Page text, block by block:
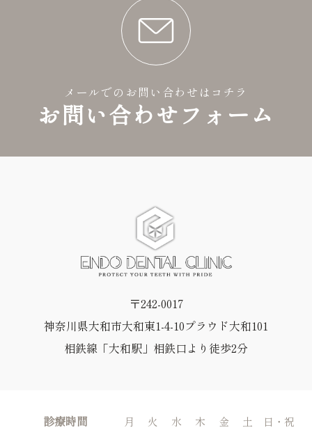
メールでのお問い合わせはコチラ
お問い合わせフォーム
〒242-0017
神奈川県大和市大和東1-4-10プラウド大和101
相鉄線「大和駅」相鉄口より徒歩2分
診療時間 月 火 水 木 金 土 日・祝